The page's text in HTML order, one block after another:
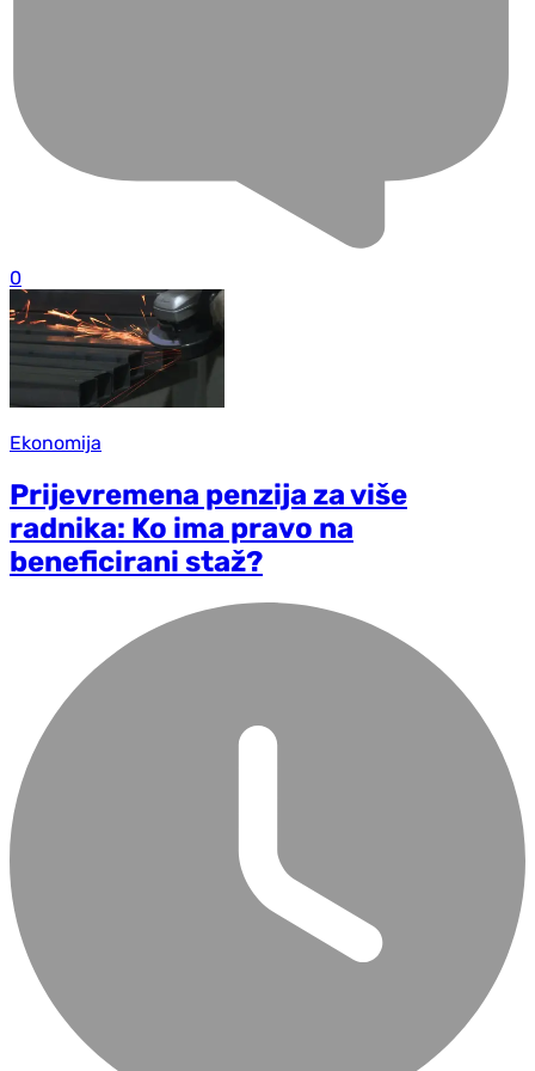
0
Ekonomija
Prijevremena penzija za više
radnika: Ko ima pravo na
beneficirani staž?